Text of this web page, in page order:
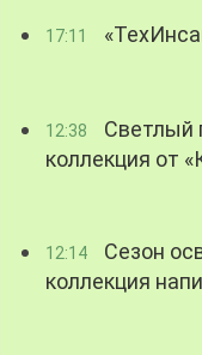
17:11
12:38
Светлый
коллекция от
12:14
Сезон
коллекция